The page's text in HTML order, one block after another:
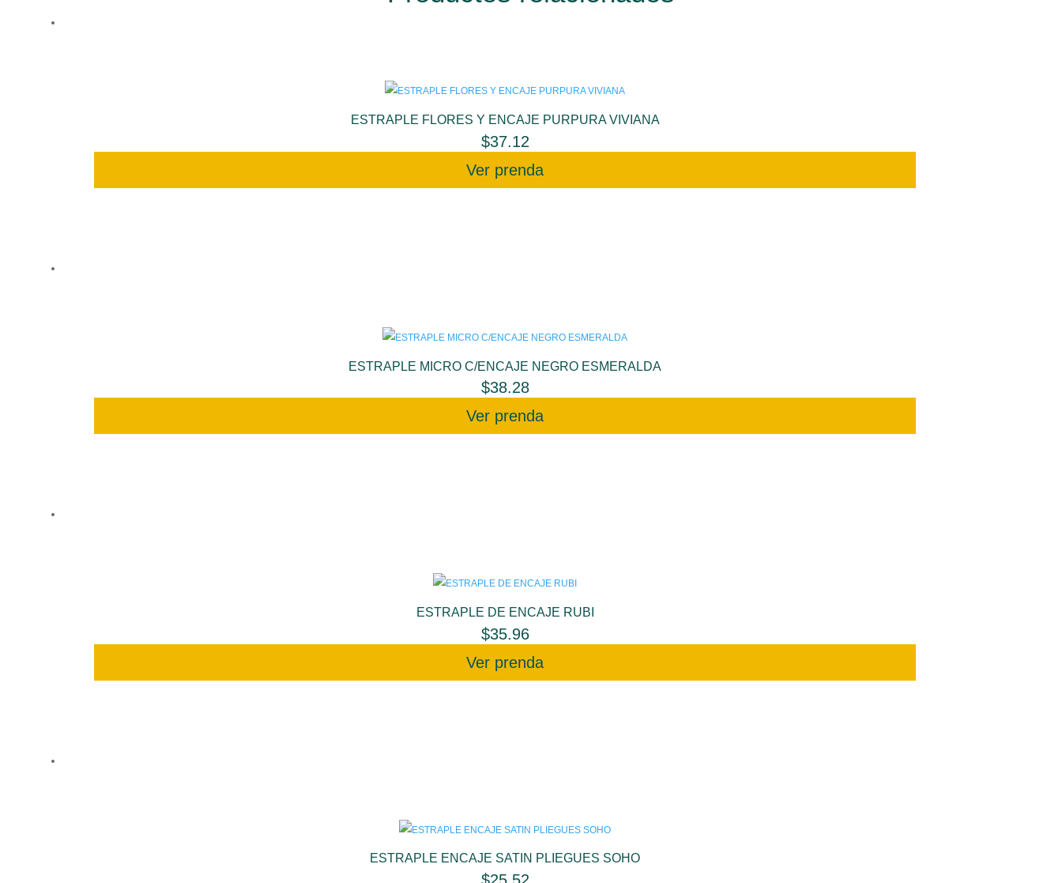
ESTRAPLE FLORES Y ENCAJE PURPURA VIVIANA
$37.12
Ver prenda
ESTRAPLE MICRO C/ENCAJE NEGRO ESMERALDA
$38.28
Ver prenda
ESTRAPLE DE ENCAJE RUBI
$35.96
Ver prenda
ESTRAPLE ENCAJE SATIN PLIEGUES SOHO